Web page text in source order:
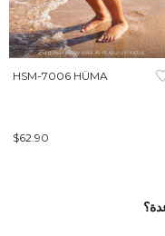
HSM-7006 HÜMA
$62.90